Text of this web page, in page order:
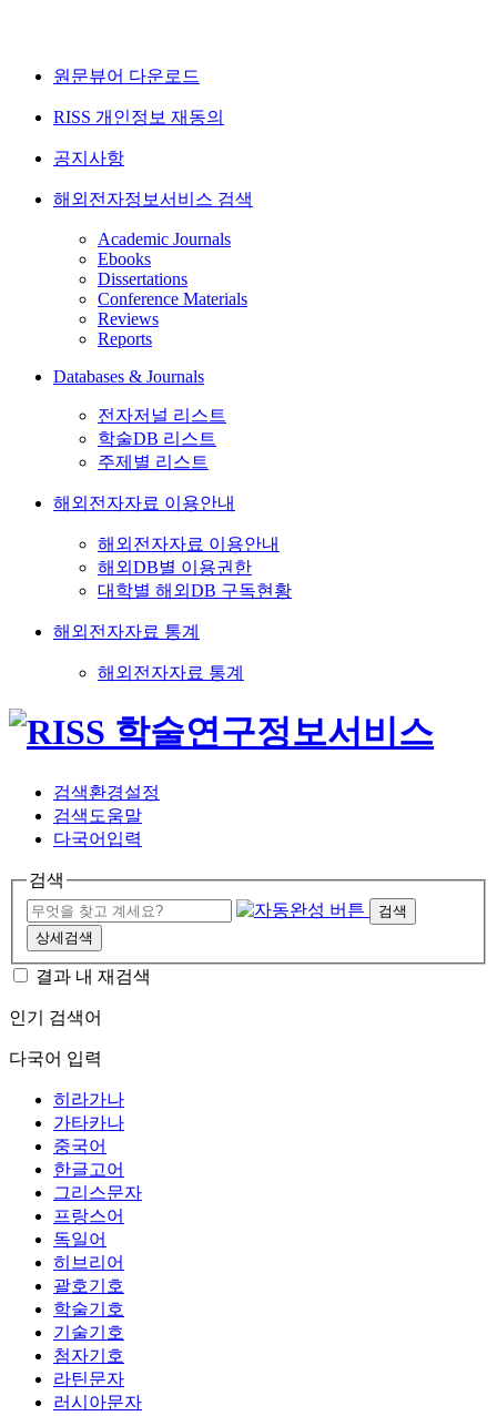
원문뷰어 다운로드
RISS 개인정보 재동의
공지사항
해외전자정보서비스 검색
Academic Journals
Ebooks
Dissertations
Conference Materials
Reviews
Reports
Databases & Journals
전자저널 리스트
학술DB 리스트
주제별 리스트
해외전자자료 이용안내
해외전자자료 이용안내
해외DB별 이용권한
대학별 해외DB 구독현황
해외전자자료 통계
해외전자자료 통계
검색환경설정
검색도움말
다국어입력
검색
검색
상세검색
결과 내 재검색
인기 검색어
다국어 입력
히라가나
가타카나
중국어
한글고어
그리스문자
프랑스어
독일어
히브리어
괄호기호
학술기호
기술기호
첨자기호
라틴문자
러시아문자